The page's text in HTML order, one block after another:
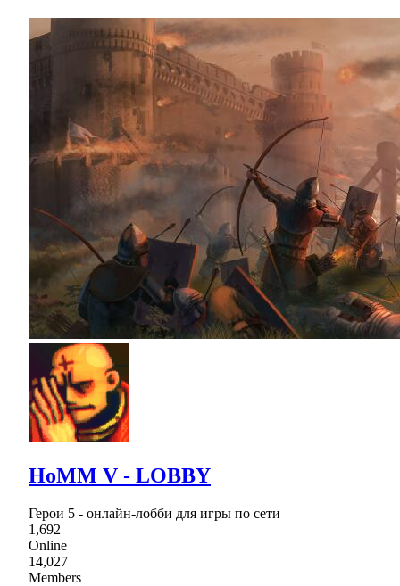
HoMM V - LOBBY
Герои 5 - онлайн-лобби для игры по сети
1,692
Online
14,027
Members